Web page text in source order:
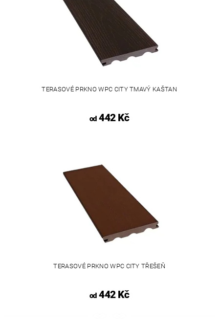
TERASOVÉ PRKNO WPC CITY TMAVÝ KAŠTAN
od442 Kč
TERASOVÉ PRKNO WPC CITY TŘEŠEŇ
od442 Kč